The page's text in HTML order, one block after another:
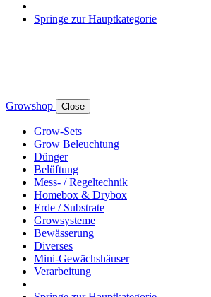
Springe zur Hauptkategorie
Growshop Close
Grow-Sets
Grow Beleuchtung
Dünger
Belüftung
Mess- / Regeltechnik
Homebox & Drybox
Erde / Substrate
Growsysteme
Bewässerung
Diverses
Mini-Gewächshäuser
Verarbeitung